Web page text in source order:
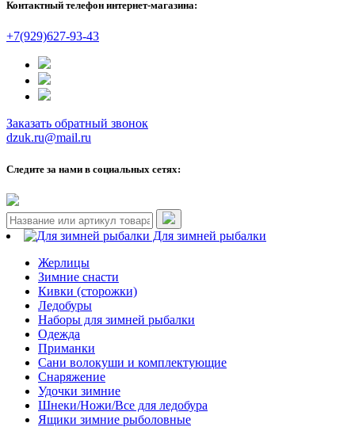
Контактный телефон интернет-магазина:
+7(929)627-93-43
Заказать обратный звонок
dzuk.ru@mail.ru
Следите за нами в социальных сетях:
Для зимней рыбалки
Жерлицы
Зимние снасти
Кивки (сторожки)
Ледобуры
Наборы для зимней рыбалки
Одежда
Приманки
Сани волокуши и комплектующие
Снаряжение
Удочки зимние
Шнеки/Ножи/Все для ледобура
Ящики зимние рыболовные